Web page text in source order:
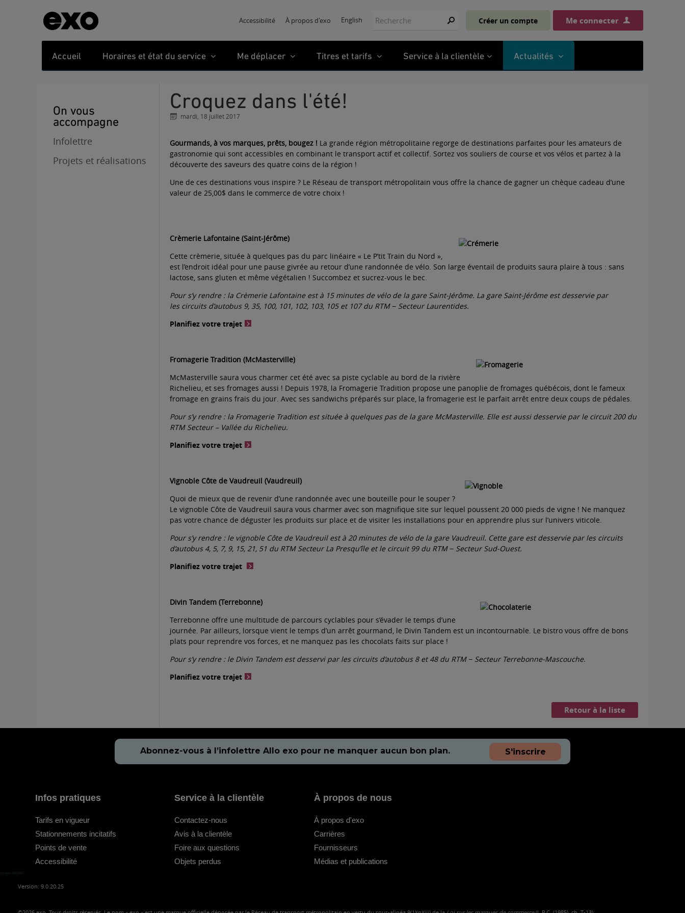
Accessibilité À propos d'exo English Créer un compte Me connecter
Accueil Horaires et état du service Me déplacer Titres et tarifs Service à la clientèle Actualités
On vous
accompagne
Infolettre
Projets et réalisations
Croquez dans l'été!
mardi, 18 juillet 2017
Gourmands, à vos marques, prêts, bougez ! La grande région métropolitaine regorge de destinations parfaites pour les amateurs de
gastronomie qui sont accessibles en combinant le transport actif et collectif. Sortez vos souliers de course et vos vélos et partez à la
découverte des saveurs des quatre coins de la région !
Une de ces destinations vous inspire ? Le Réseau de transport métropolitain vous offre la chance de gagner un chèque cadeau d’une
valeur de 25,00$ dans le commerce de votre choix !
Crèmerie Lafontaine (Saint-Jérôme)
Cette crèmerie, située à quelques pas du parc linéaire « Le P’tit Train du Nord »,
est l’endroit idéal pour une pause givrée au retour d’une randonnée de vélo. Son large éventail de produits saura plaire à tous : sans
lactose, sans gluten et même végétalien ! Succombez et sucrez-vous le bec.
Pour s’y rendre : la Crèmerie Lafontaine est à 15 minutes de vélo de la gare Saint-Jérôme. La gare Saint-Jérôme est desservie par
les circuits d’autobus 9, 35, 100, 101, 102, 103, 105 et 107 du RTM − Secteur Laurentides.
Planifiez votre trajet
Fromagerie Tradition (McMasterville)
McMasterville saura vous charmer cet été avec sa piste cyclable au bord de la rivière
Richelieu, et ses fromages aussi ! Depuis 1978, la Fromagerie Tradition propose une panoplie de fromages québécois, dont le fameux
fromage en grains frais du jour. Avec ses sandwichs préparés sur place, la fromagerie est le parfait arrêt entre deux coups de pédales.
Pour s’y rendre : la Fromagerie Tradition est située à quelques pas de la gare McMasterville. Elle est aussi desservie par le circuit 200 du
RTM Secteur –Vallée du Richelieu.
Planifiez votre trajet
Vignoble Côte de Vaudreuil (Vaudreuil)
Quoi de mieux que de revenir d’une randonnée avec une bouteille pour le souper ?
Le vignoble Côte de Vaudreuil saura vous charmer avec son magnifique site sur lequel poussent 20 000 pieds de vigne ! Ne manquez
pas votre chance de déguster les produits sur place et de visiter les installations pour en apprendre plus sur l’univers viticole.
Pour s’y rendre : le vignoble Côte de Vaudreuil est à 20 minutes de vélo de la gare Vaudreuil. Cette gare est desservie par les circuits
d’autobus 4, 5, 7, 9, 15, 21, 51 du RTM Secteur La Presqu’île et le circuit 99 du RTM − Secteur Sud-Ouest.
Planifiez votre trajet
Divin Tandem (Terrebonne)
Terrebonne offre une multitude de parcours cyclables pour s’évader le temps d’une
journée. Par ailleurs, lorsque vient le temps d’un arrêt gourmand, le Divin Tandem est un incontournable. Le bistro vous offre de bons
plats pour reprendre vos forces, et ne manquez pas les chocolats faits sur place !
Pour s’y rendre : le Divin Tandem est desservi par les circuits d’autobus 8 et 48 du RTM − Secteur Terrebonne-Mascouche.
Planifiez votre trajet
Retour à la liste
Abonnez-vous à l’infolettre Allo exo pour ne manquer aucun bon plan. S'inscrire
Infos pratiques
Tarifs en vigueur
Stationnements incitatifs
Points de vente
Accessibilité
Service à la clientèle
Contactez-nous
Avis à la clientèle
Foire aux questions
Objets perdus
À propos de nous
À propos d'exo
Carrières
Fournisseurs
Médias et publications
misaki MISAKI
Version: 9.0.20.25